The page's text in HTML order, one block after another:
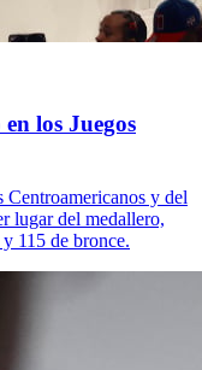
los Juegos
y del
lugar del medallero,
115 de bronce.